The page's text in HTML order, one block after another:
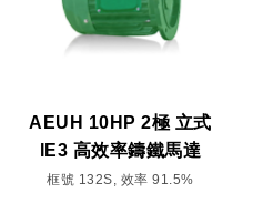
AEUH 10HP 2極 立式
IE3 高效率鑄鐵馬達
框號 132S, 效率 91.5%